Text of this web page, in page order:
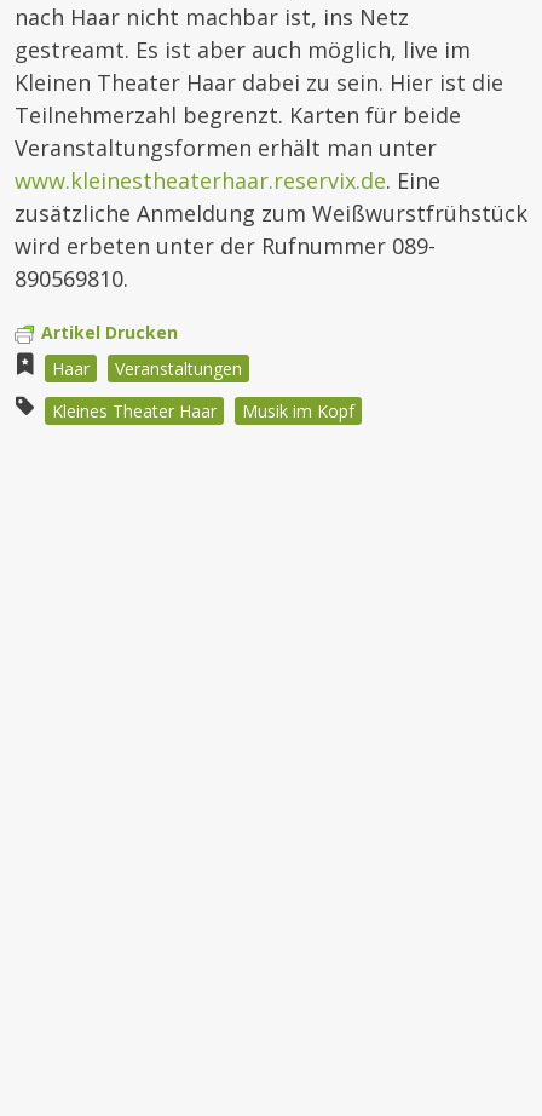
nach Haar nicht machbar ist, ins Netz
gestreamt. Es ist aber auch möglich, live im
Kleinen Theater Haar dabei zu sein. Hier ist die
Teilnehmerzahl begrenzt. Karten für beide
Veranstaltungsformen erhält man unter
www.kleinestheaterhaar.reservix.de. Eine
zusätzliche Anmeldung zum Weißwurstfrühstück
wird erbeten unter der Rufnummer 089-
890569810.
Artikel Drucken
Haar
Veranstaltungen
Kleines Theater Haar
Musik im Kopf